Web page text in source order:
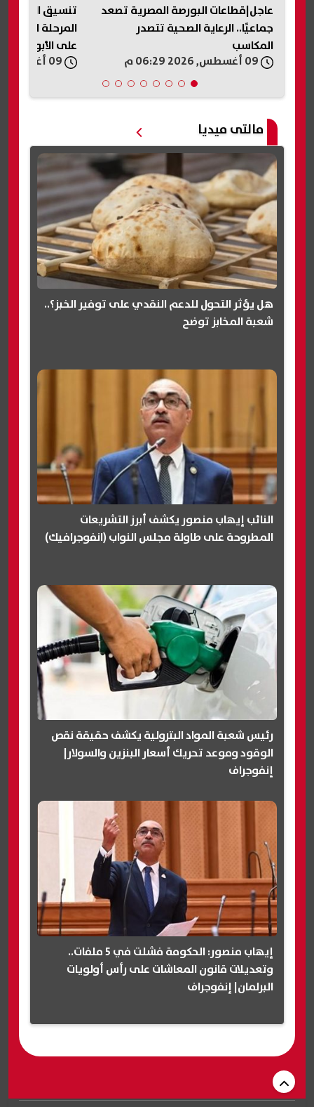
عاجل|قطاعات البورصة المصرية تصعد
جماعيًا.. الرعاية الصحية تتصدر
المكاسب
المرحلة الأولى
على الأبواب
مالتى ميديا
هل يؤثر التحول للدعم النقدي على توفير الخبز؟..
شعبة المخابز توضح
النائب إيهاب منصور يكشف أبرز التشريعات
المطروحة على طاولة مجلس النواب (انفوجرافيك)
رئيس شعبة المواد البترولية يكشف حقيقة نقص
الوقود وموعد تحريك أسعار البنزين والسولار|
إنفوجراف
إيهاب منصور: الحكومة فشلت في 5 ملفات..
وتعديلات قانون المعاشات على رأس أولويات
البرلمان| إنفوجراف